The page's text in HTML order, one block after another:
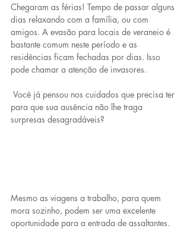
Chegaram as férias! Tempo de passar alguns
dias relaxando com a família, ou com
amigos. A evasão para locais de veraneio é
bastante comum neste período e as
residências ficam fechadas por dias. Isso
pode chamar a atenção de invasores.
para que sua ausência não lhe traga
surpresas desagradáveis?
Mesmo as viagens a trabalho, para quem
mora sozinho, podem ser uma excelente
oportunidade para a entrada de assaltantes.